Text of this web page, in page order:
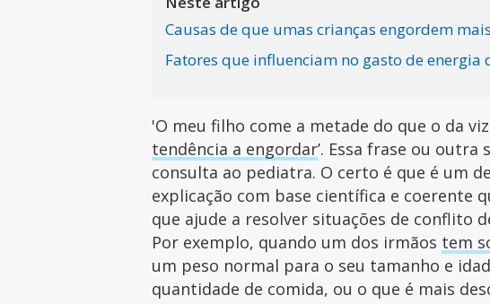
Causas de que umas crianças engordem
Fatores que influenciam no gasto de energia
'O meu filho come a metade do que o da
tendência a engordar’. Essa frase ou
consulta ao pediatra. O certo é que é um
explicação com base científica e coerente
que ajude a resolver situações de conflito
Por exemplo, quando um dos irmãos tem
um peso normal para o seu tamanho e
quantidade de comida, ou o que é mais